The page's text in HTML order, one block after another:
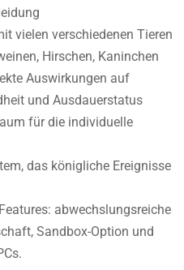
vielen verschiedenen Tieren
Hirschen, Kaninchen
Auswirkungen auf
und Ausdauerstatus
für die individuelle
das königliche Ereignisse
abwechslungsreiche
Sandbox-Option und